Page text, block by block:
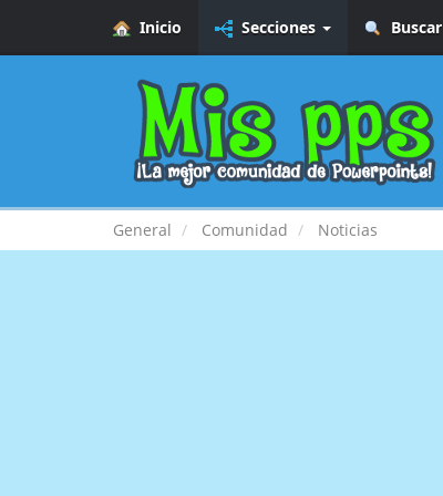
Inicio Secciones Buscar
General Comunidad Noticias